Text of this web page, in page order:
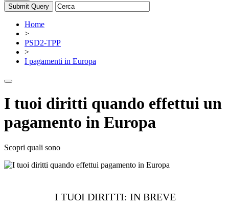
Home
>
PSD2-TPP
>
I pagamenti in Europa
I tuoi diritti quando effettui un
pagamento in Europa
Scopri quali sono
I TUOI DIRITTI: IN BREVE